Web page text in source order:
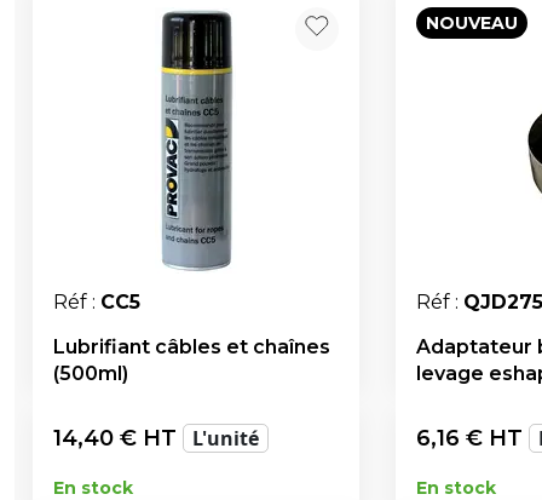
Réf : CC5
Lubrifiant câbles et chaînes
(500ml)
14,40 € HT L'unité
En stock
NOUVEAU
Réf : QJD275
Adaptateur
levage
6,16 € HT
En stock